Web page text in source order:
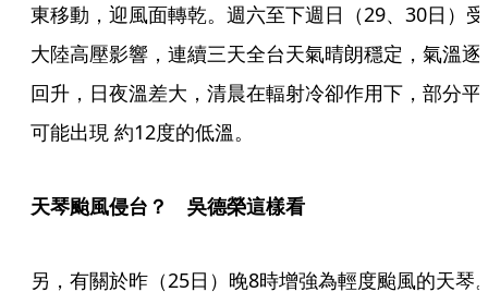
東移動，迎風面轉乾。週六至下週日（29、30日）受
大陸高壓影響，連續三天全台天氣晴朗穩定，氣溫逐
回升，日夜溫差大，清晨在輻射冷卻作用下，部分平
可能出現 約12度的低溫。
天琴颱風侵台？　吳德榮這樣看
另，有關於昨（25日）晚8時增強為輕度颱風的天琴